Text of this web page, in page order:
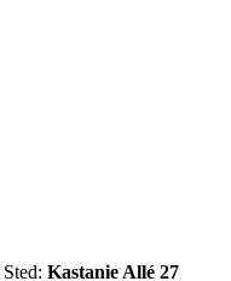
Sted: Kastanie Allé 27